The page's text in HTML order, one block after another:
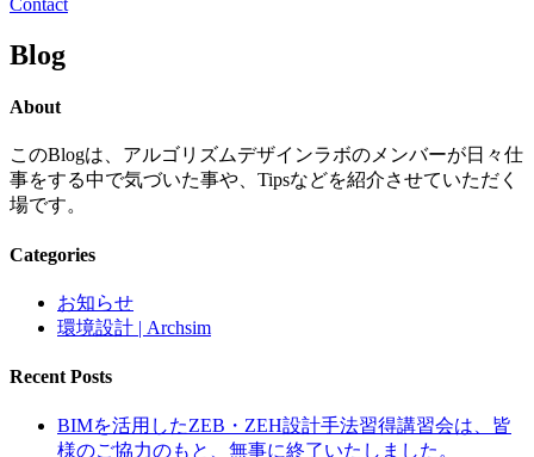
Contact
Blog
About
このBlogは、アルゴリズムデザインラボのメンバーが日々仕
事をする中で気づいた事や、Tipsなどを紹介させていただく
場です。
Categories
お知らせ
環境設計 | Archsim
Recent Posts
BIMを活用したZEB・ZEH設計手法習得講習会は、皆
様のご協力のもと、無事に終了いたしました。